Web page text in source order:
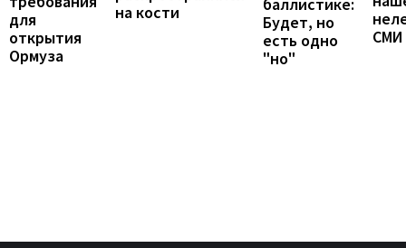
для
открытия
Ормуза
на кости
Будет, но
есть одно
"но"
СМИ